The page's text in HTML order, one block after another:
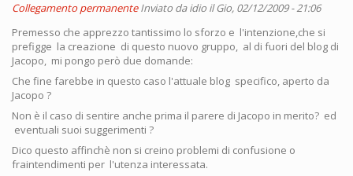
Collegamento permanente Inviato daidio il Gio, 02/12/2009 - 21:06
Premesso che apprezzo tantissimo lo sforzo e l'intenzione,che si
prefigge la creazione di questo nuovo gruppo, al di fuori del blog di
Jacopo, mi pongo però due domande:
Che fine farebbe in questo caso l'attuale blog specifico, aperto da
Jacopo ?
Non è il caso di sentire anche prima il parere di Jacopo in merito? ed
eventuali suoi suggerimenti ?
Dico questo affinchè non si creino problemi di confusione o
fraintendimenti per l'utenza interessata.